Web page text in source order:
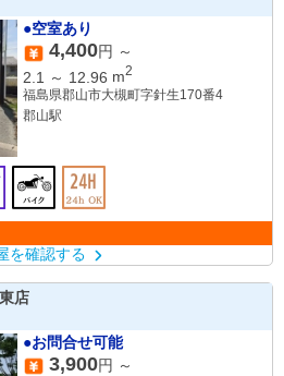
●空室あり
4,400円 ～
2.1
～ 12.96 m2
福島県郡山市大槻町字針生170番4
郡山駅
を確認する
店
●お問合せ可能
3,900円 ～